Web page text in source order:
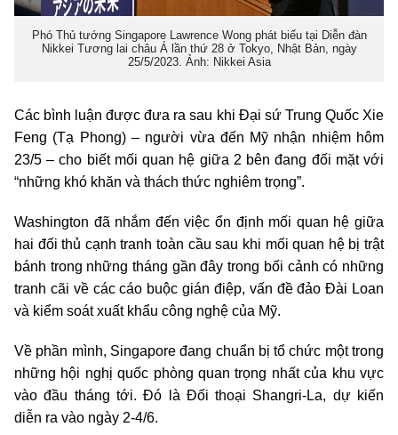
Phó Thủ tướng Singapore Lawrence Wong phát biểu tại Diễn đàn
Nikkei Tương lai châu Á lần thứ 28 ở Tokyo, Nhật Bản, ngày
25/5/2023. Ảnh: Nikkei Asia
Các bình luận được đưa ra sau khi Đại sứ Trung Quốc Xie
Feng (Tạ Phong) – người vừa đến Mỹ nhận nhiệm hôm
23/5 – cho biết mối quan hệ giữa 2 bên đang đối mặt với
“những khó khăn và thách thức nghiêm trọng”.
Washington đã nhắm đến việc ổn định mối quan hệ giữa
hai đối thủ cạnh tranh toàn cầu sau khi mối quan hệ bị trật
bánh trong những tháng gần đây trong bối cảnh có những
tranh cãi về các cáo buộc gián điệp, vấn đề đảo Đài Loan
và kiểm soát xuất khẩu công nghệ của Mỹ.
Về phần mình, Singapore đang chuẩn bị tổ chức một trong
những hội nghị quốc phòng quan trọng nhất của khu vực
vào đầu tháng tới. Đó là Đối thoại Shangri-La, dự kiến
diễn ra vào ngày 2-4/6.